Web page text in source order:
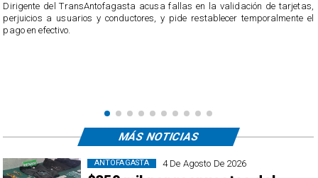
​Dirigente del TransAntofagasta acusa fallas en la validación de tarjetas,
perjuicios a usuarios y conductores, y pide restablecer temporalmente el
pago en efectivo.
4 De Agosto De 2026
ANTOFAGASTA
MÁS NOTICIAS